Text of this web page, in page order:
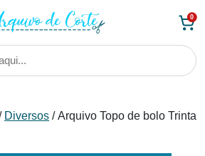
0
Diversos / Arquivo Topo de bolo Trinta